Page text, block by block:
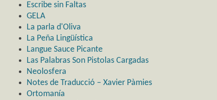
Escribe sin Faltas
GELA
La parla d'Oliva
La Peña Lingüística
Langue Sauce Picante
Las Palabras Son Pistolas Cargadas
Neolosfera
Notes de Traducció – Xavier Pàmies
Ortomanía